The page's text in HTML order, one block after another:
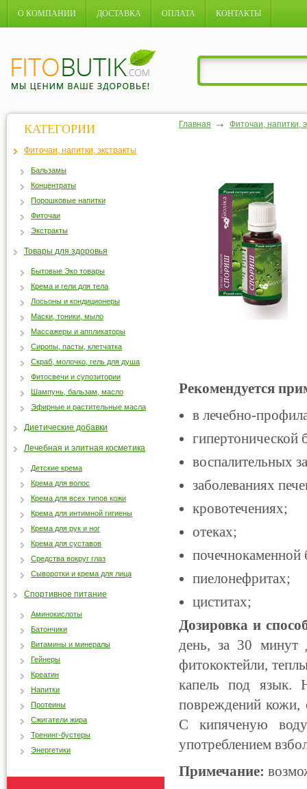
О КОМПАНИИ ДОСТАВКА ОПЛАТА КОНТАКТЫ
Главная Фиточаи, напитки,
Рекомендуется
в лечебно-
гипертонической
воспалительных
заболеваниях
кровотечениях;
отеках;
почечнокаменной
пиелонефритах;
циститах;
Дозировка и
день, за 30 минут
фитококтейли,
капель под язык.
повреждений кожи,
С кипяченую
употреблением
Примечание:
КАТЕГОРИИ
Фиточаи, напитки, экстракты
Бальзамы
Концентраты
Порошковые напитки
Фиточаи
Экстракты
Товары для здоровья
Бытовые Эко товары
Крема и гели для тела
Лосьоны и кондиционеры
Маски, тоники, мыло
Массажеры и аппликаторы
Сиропы, пасты, клетчатка
Скраб, молочко, гель для душа
Фитосвечи и супозитории
Шампунь, бальзам, масло
Эфирные и растительные масла
Диетические добавки
Лечебная и элитная косметика
Детские крема
Крема для волос
Крема для всех типов кожи
Крема для интимной гигиены
Крема для рук и ног
Крема для суставов
Средства вокруг глаз
Сыворотки и крема для лица
Спортивное питание
Аминокислоты
Батончики
Витамины и минералы
Гейнеры
Креатин
Напитки
Протеины
Сжигатели жира
Тренинг-бустеры
Энергетики